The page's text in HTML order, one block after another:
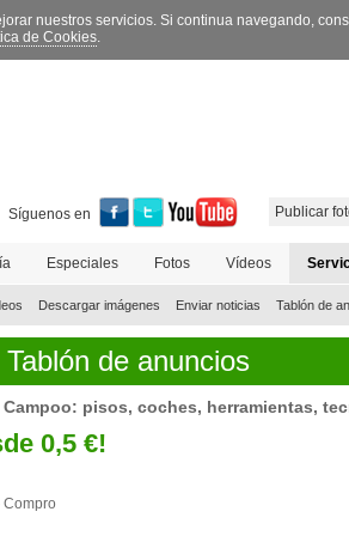
nuestros servicios. Si continua navegando,
de Cookies.
Síguenos en Publicar
Especiales Fotos Vídeos
Descargar imágenes Enviar noticias Tablón de
Tablón de anuncios
pisos, coches, herramientas,
0,5 €!
Compro